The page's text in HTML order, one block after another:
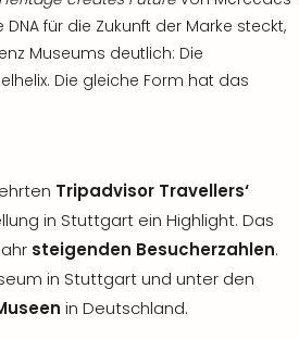
für die Zukunft der Marke steckt,
Museums deutlich: Die
Die gleiche Form hat das
Tripadvisor Travellers‘
in Stuttgart ein Highlight. Das
steigenden Besucherzahlen.
in Stuttgart und unter den
in Deutschland.